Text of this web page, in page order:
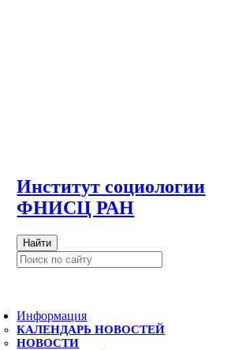
Институт социологии
ФНИСЦ РАН
Найти
Информация
КАЛЕНДАРЬ НОВОСТЕЙ
НОВОСТИ